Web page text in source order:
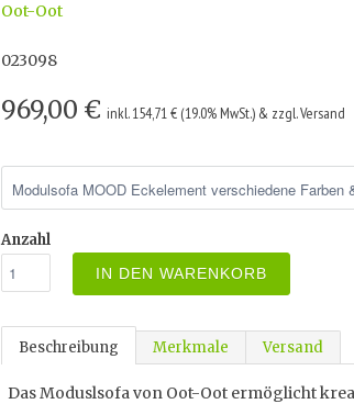
Oot-Oot
023098
969,00 € inkl. 154,71 € (19.0% MwSt.) & zzgl. Versand
Anzahl
IN DEN WARENKORB
Beschreibung Merkmale Versand
Das Moduslsofa von Oot-Oot ermöglicht